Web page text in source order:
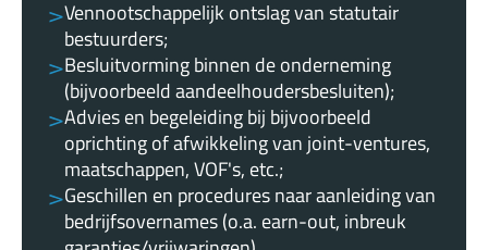
Vennootschappelijk ontslag van statutair
bestuurders;
Besluitvorming binnen de onderneming
(bijvoorbeeld aandeelhoudersbesluiten);
Advies en begeleiding bij bijvoorbeeld
oprichting of afwikkeling van joint-ventures,
maatschappen, VOF's, etc.;
Geschillen en procedures naar aanleiding van
bedrijfsovernames (o.a. earn-out, inbreuk